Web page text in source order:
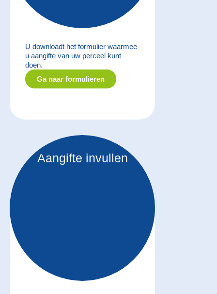
U downloadt het formulier waarmee
u aangifte van uw perceel kunt
doen.
Ga naar formulieren
Aangifte invullen